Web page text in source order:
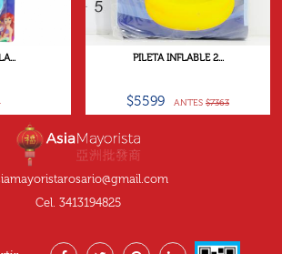
PILETA INFLABLE 2...
$5599 ANTES $7363
Cel. 3413194825